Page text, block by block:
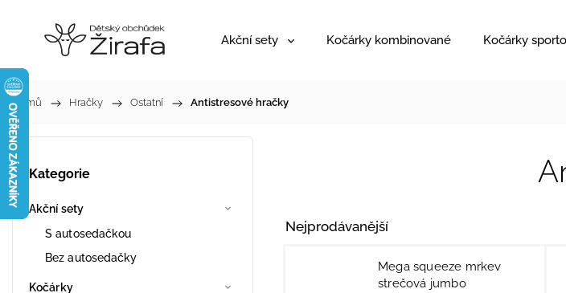
Akční sety Kočárky kombinované Kočárky
Domů / Hračky / Ostatní / Antistresové hračky
Kategorie
Akční sety
S autosedačkou
Bez autosedačky
Kočárky
Nejprodávanější
Mega squeeze mrkev
strečová jumbo